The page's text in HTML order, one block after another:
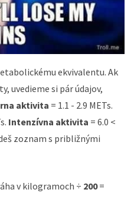
ekvivalentu. Ak
uvedieme si pár údajov,
aktivita = 1.1 - 2.9 METs.
Intenzívna aktivita = 6.0 <
zoznam s približnými
v kilogramoch ÷ 200=